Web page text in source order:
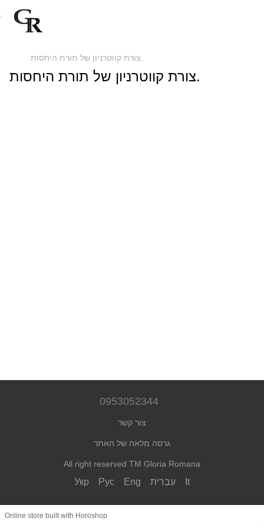
צורת קווטרניון של תורת היחסות.
0953052344
צור קשר
גרסה מלאה של האתר
All right reserved TM Gloria Romana
Укр Рус Eng עִבְרִית It
Online store built with Horoshop